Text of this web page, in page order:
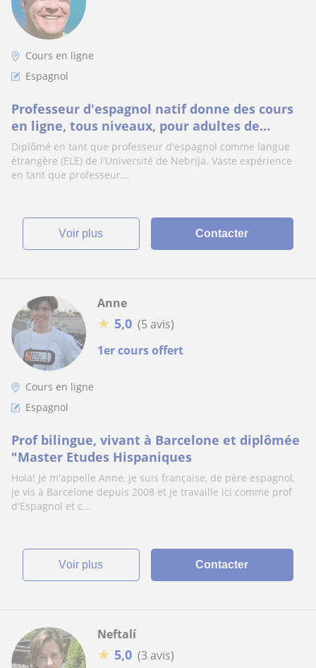
Cours en ligne
Espagnol
Professeur d'espagnol natif donne des cours
en ligne, tous niveaux, pour adultes de
préférance
Diplômé en tant que professeur d'espagnol comme langue
étrangère (ELE) de l'Université de Nebrija. Vaste expérience
en tant que professeur...
voir plus Contacter
1er cours offert
Anne
★ 5,0 (5 avis)
Cours en ligne
Espagnol
Prof bilingue, vivant à Barcelone et diplômée
"Master Etudes Hispaniques
Hola! Je m'appelle Anne, je suis française, de père espagnol,
je vis à Barcelone depuis 2008 et je travaille ici comme prof
d'Espagnol et c...
voir plus Contacter
Neftalí
★ 5,0 (3 avis)